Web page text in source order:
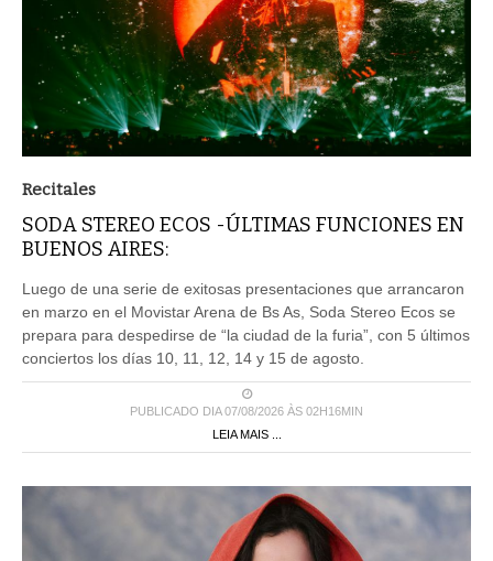
Recitales
SODA STEREO ECOS -ÚLTIMAS FUNCIONES EN
BUENOS AIRES:
Luego de una serie de exitosas presentaciones que arrancaron
en marzo en el Movistar Arena de Bs As, Soda Stereo Ecos se
prepara para despedirse de “la ciudad de la furia”, con 5 últimos
conciertos los días 10, 11, 12, 14 y 15 de agosto.
PUBLICADO DIA 07/08/2026 ÀS 02H16MIN
LEIA MAIS ...